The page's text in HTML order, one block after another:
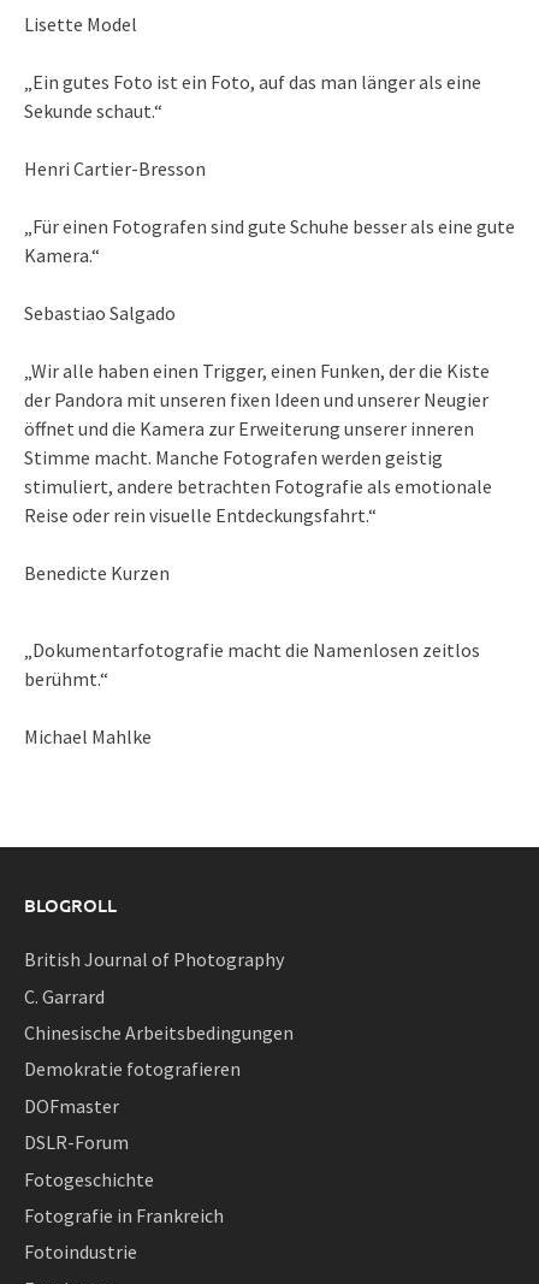
Lisette Model
„Ein gutes Foto ist ein Foto, auf das man länger als eine
Sekunde schaut.“
Henri Cartier-Bresson
„Für einen Fotografen sind gute Schuhe besser als eine gute
Kamera.“
Sebastiao Salgado
„Wir alle haben einen Trigger, einen Funken, der die Kiste
der Pandora mit unseren fixen Ideen und unserer Neugier
öffnet und die Kamera zur Erweiterung unserer inneren
Stimme macht. Manche Fotografen werden geistig
stimuliert, andere betrachten Fotografie als emotionale
Reise oder rein visuelle Entdeckungsfahrt.“
Benedicte Kurzen
„Dokumentarfotografie macht die Namenlosen zeitlos
berühmt.“
Michael Mahlke
BLOGROLL
British Journal of Photography
C. Garrard
Chinesische Arbeitsbedingungen
Demokratie fotografieren
DOFmaster
DSLR-Forum
Fotogeschichte
Fotografie in Frankreich
Fotoindustrie